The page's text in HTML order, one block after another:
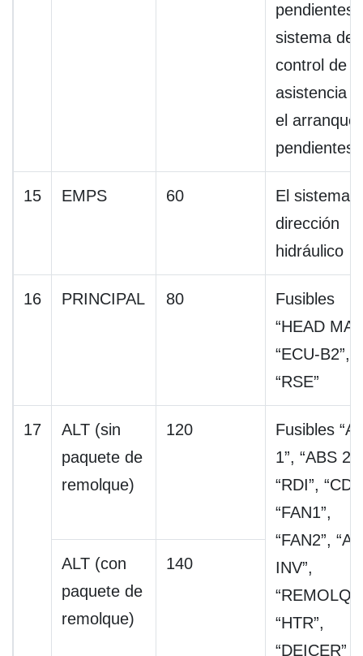
pendientes,
sistema de
control de
asistencia
el arranque
pendientes
15 EMPS 60
El sistema
dirección
hidráulico
16 PRINCIPAL 80
Fusibles
“HEAD
“ECU-B2”,
“RSE”
17
ALT (sin
paquete de
remolque)
120
Fusibles
1”, “ABS 2”,
“RDI”,
“FAN1”,
“FAN2”, “AC
INV”,
“HTR”,
“DEICER”
ALT (con
paquete de
remolque)
140